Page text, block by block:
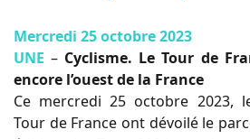
Mercredi 25 octobre 2023
UNE – Cyclisme. Le Tour de
encore l’ouest de la France
Ce mercredi 25 octobre 2023,
Tour de France ont dévoilé le